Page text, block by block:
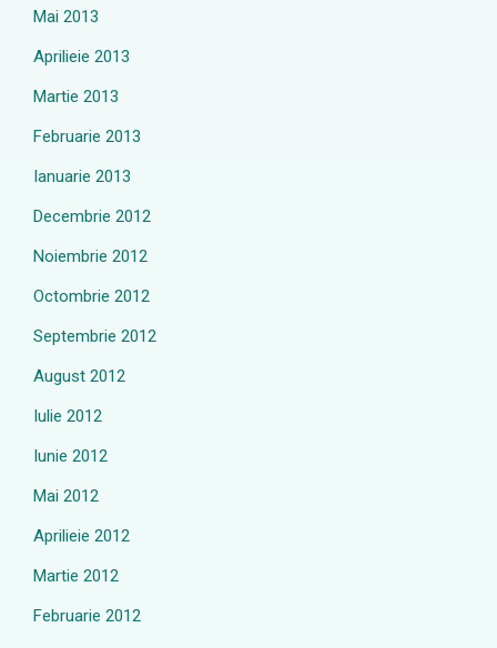
Mai 2013
Aprilieie 2013
Martie 2013
Februarie 2013
Ianuarie 2013
Decembrie 2012
Noiembrie 2012
Octombrie 2012
Septembrie 2012
August 2012
Iulie 2012
Iunie 2012
Mai 2012
Aprilieie 2012
Martie 2012
Februarie 2012